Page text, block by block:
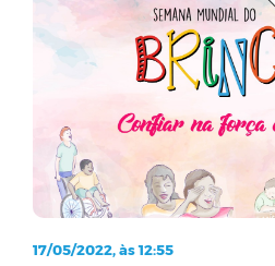
17/05/2022, às 12:55